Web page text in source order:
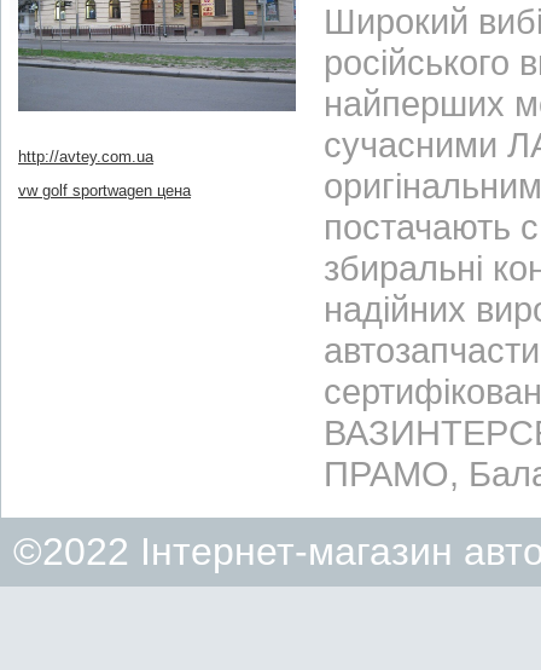
http://avtey.com.ua
vw golf sportwagen цена
Широкий
найперших
сучасними
постачають
збиральні
надійних
ПРАМО,
©2022 Інтернет-магазин